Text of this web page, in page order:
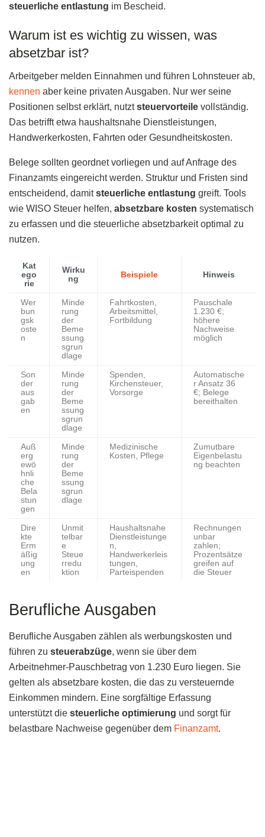
steuerliche entlastung im Bescheid.
Warum ist es wichtig zu wissen, was
absetzbar ist?
Arbeitgeber melden Einnahmen und führen Lohnsteuer ab,
kennen aber keine privaten Ausgaben. Nur wer seine
Positionen selbst erklärt, nutztsteuervorteile vollständig.
Das betrifft etwa haushaltsnahe Dienstleistungen,
Handwerkerkosten, Fahrten oder Gesundheitskosten.
Belege sollten geordnet vorliegen und auf Anfrage des
Finanzamts eingereicht werden. Struktur und Fristen sind
entscheidend, damitsteuerliche entlastung greift. Tools
wie WISO Steuer helfen, absetzbare kosten systematisch
zu erfassen und die steuerliche absetzbarkeit optimal zu
nutzen.
Kat
ego
rie
Wirku
ng
Beispiele Hinweis
Wer
bun
gsk
oste
n
Minde
rung
der
Beme
ssung
sgrun
dlage
Fahrtkosten,
Arbeitsmittel,
Fortbildung
Pauschale
1.230 €;
höhere
Nachweise
möglich
Son
der
aus
gab
en
Minde
rung
der
Beme
ssung
sgrun
dlage
Spenden,
Kirchensteuer,
Vorsorge
Automatische
r Ansatz 36
€; Belege
bereithalten
Auß
erg
ewö
hnli
che
Bela
stun
gen
Minde
rung
der
Beme
ssung
sgrun
dlage
Medizinische
Kosten, Pflege
Zumutbare
Eigenbelastu
ng beachten
Dire
kte
Erm
äßig
ung
en
Unmit
telbar
e
Steue
rredu
ktion
Haushaltsnahe
Dienstleistunge
n,
Handwerkerleis
tungen,
Parteispenden
Rechnungen
unbar
zahlen;
Prozentsätze
greifen auf
die Steuer
Berufliche Ausgaben
Berufliche Ausgaben zählen als werbungskosten und
führen zu steuerabzüge, wenn sie über dem
Arbeitnehmer-Pauschbetrag von 1.230 Euro liegen. Sie
gelten als absetzbare kosten, die das zu versteuernde
Einkommen mindern. Eine sorgfältige Erfassung
unterstützt die steuerliche optimierung und sorgt für
belastbare Nachweise gegenüber dem Finanzamt.